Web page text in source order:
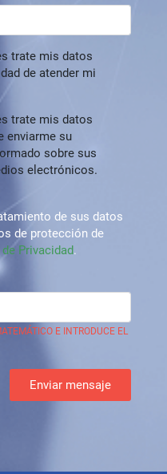
trate mis datos
de atender mi
trate mis datos
enviarme su
sobre sus
electrónicos.
de sus datos
de protección de
Privacidad.
E INTRODUCE EL